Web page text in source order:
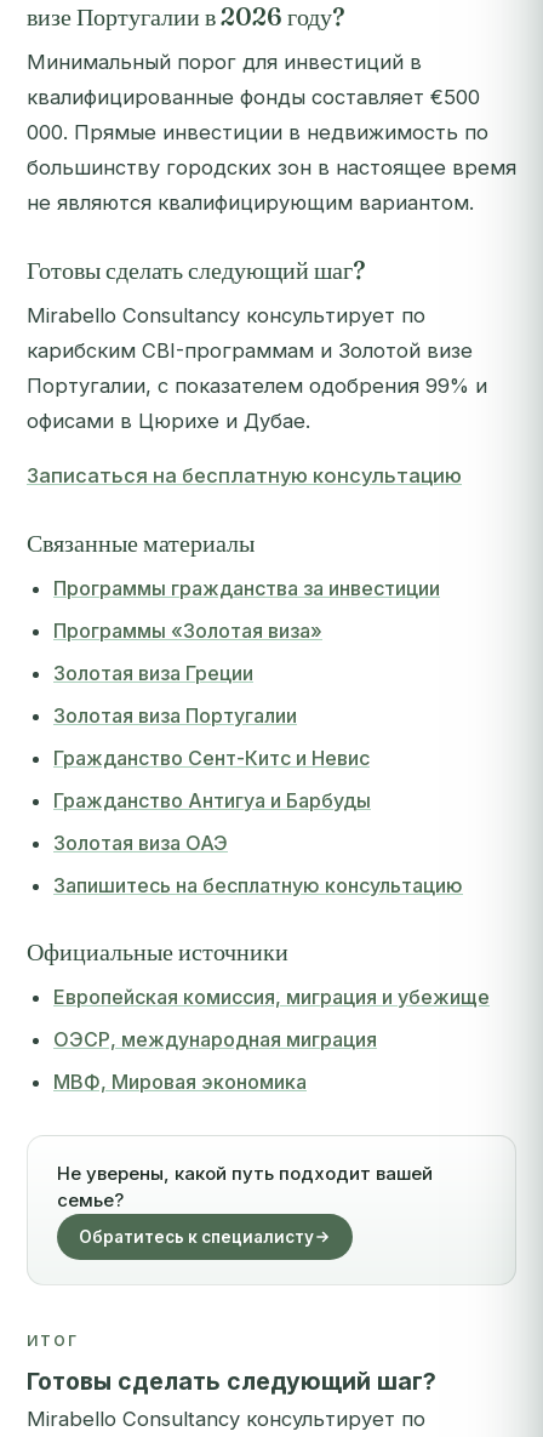
визе Португалии в 2026 году?
Минимальный порог для инвестиций в
квалифицированные фонды составляет €500
000. Прямые инвестиции в недвижимость по
большинству городских зон в настоящее время
не являются квалифицирующим вариантом.
Готовы сделать следующий шаг?
Mirabello Consultancy консультирует по
карибским CBI-программам и Золотой визе
Португалии, с показателем одобрения 99% и
офисами в Цюрихе и Дубае.
Записаться на бесплатную консультацию
Связанные материалы
Программы гражданства за инвестиции
Программы «Золотая виза»
Золотая виза Греции
Золотая виза Португалии
Гражданство Сент-Китс и Невис
Гражданство Антигуа и Барбуды
Золотая виза ОАЭ
Запишитесь на бесплатную консультацию
Официальные источники
Европейская комиссия, миграция и убежище
ОЭСР, международная миграция
МВФ, Мировая экономика
Не уверены, какой путь подходит вашей
семье?
Обратитесь к специалисту
ИТОГ
Готовы сделать следующий шаг?
Mirabello Consultancy консультирует по